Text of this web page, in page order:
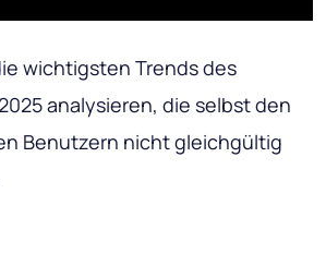
wichtigsten Trends des
analysieren, die selbst den
Benutzern nicht gleichgültig